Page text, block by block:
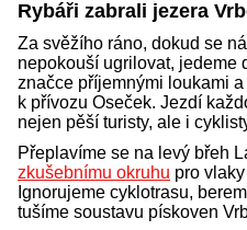
Rybáři zabrali jezera
Za svěžího ráno, dokud se
nepokouší ugrilovat, jedeme
značce příjemnými loukami
k přívozu Oseček. Jezdí
nejen pěší turisty, ale i
Přeplavíme se na levý břeh
zkušebnímu okruhu pro
Ignorujeme cyklotrasu,
tušíme soustavu pískoven